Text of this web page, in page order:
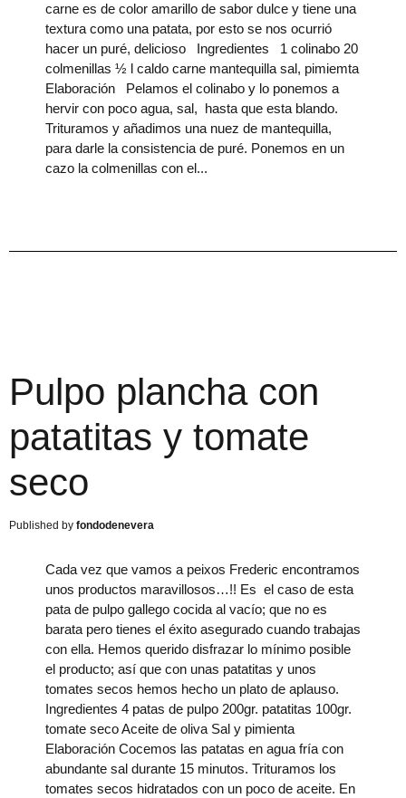
carne es de color amarillo de sabor dulce y tiene una
textura como una patata, por esto se nos ocurrió
hacer un puré, delicioso Ingredientes 1 colinabo 20
colmenillas ½ l caldo carne mantequilla sal, pimiemta
Elaboración Pelamos el colinabo y lo ponemos a
hervir con poco agua, sal, hasta que esta blando.
Trituramos y añadimos una nuez de mantequilla,
para darle la consistencia de puré. Ponemos en un
cazo la colmenillas con el
Pulpo plancha con
patatitas y tomate
seco
fondodenevera
Cada vez que vamos a peixos Frederic encontramos
unos productos maravillosos…!! Es el caso de esta
pata de pulpo gallego cocida al vacío; que no es
barata pero tienes el éxito asegurado cuando trabajas
con ella. Hemos querido disfrazar lo mínimo posible
el producto; así que con unas patatitas y unos
tomates secos hemos hecho un plato de aplauso.
Ingredientes 4 patas de pulpo 200gr. patatitas 100gr.
tomate seco Aceite de oliva Sal y pimienta
Elaboración Cocemos las patatas en agua fría con
abundante sal durante 15 minutos. Trituramos los
tomates secos hidratados con un poco de aceite. En